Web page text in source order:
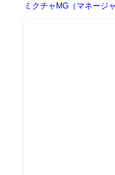
ミクチャMG（マネージ